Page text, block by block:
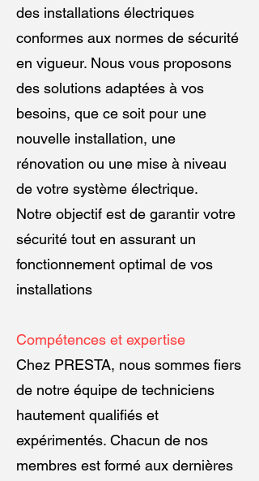
des installations électriques
conformes aux normes de sécurité
en vigueur. Nous vous proposons
des solutions adaptées à vos
besoins, que ce soit pour une
nouvelle installation, une
rénovation ou une mise à niveau
de votre système électrique.
Notre objectif est de garantir votre
sécurité tout en assurant un
fonctionnement optimal de vos
installations
Compétences et expertise
Chez PRESTA, nous sommes fiers
de notre équipe de techniciens
hautement qualifiés et
expérimentés. Chacun de nos
membres est formé aux dernières